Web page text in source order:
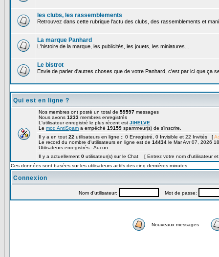
les clubs, les rassemblements
Retrouvez dans cette rubrique l'actu des clubs, des rassemblements et
La marque Panhard
L'histoire de la marque, les publicités, les jouets, les miniatures...
Le bistrot
Envie de parler d'autres choses que de votre Panhard, c'est par ici que ça
Qui est en ligne ?
Nos membres ont posté un total de 59597 messages
Nous avons 1233 membres enregistrés
L'utilisateur enregistré le plus récent est JIHELVE
Le mod AntiSpam a empêché 19159 spammeur(s) de s'inscrire.
Il y a en tout 22 utilisateurs en ligne :: 0 Enregistré, 0 Invisible et 22 Invités [
Le record du nombre d'utilisateurs en ligne est de 14434 le Mar Avr 07, 2026
Utilisateurs enregistrés : Aucun
Il y a actuellement 0 utilisateur(s) sur le Chat [ Entrez votre nom d'utilisateur
Ces données sont basées sur les utilisateurs actifs des cinq dernières minutes
Connexion
Nom d'utilisateur: Mot de passe:
Nouveaux messages